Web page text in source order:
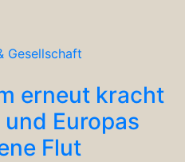
Gesellschaft
erneut kracht
Europas
Flut